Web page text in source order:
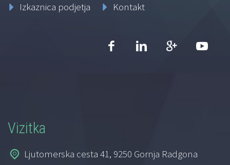
Izkaznica podjetja
Kontakt
Vizitka
Ljutomerska cesta 41, 9250 Gornja Radgona